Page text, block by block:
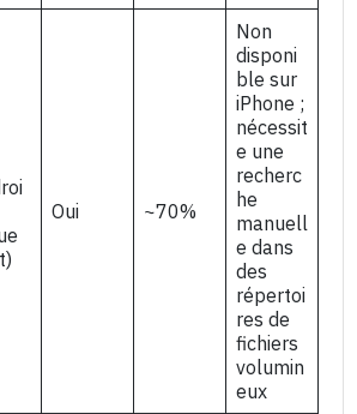
Oui ~70%
Non
disponi
ble sur
iPhone ;
nécessit
e une
recherc
he
manuell
e dans
des
répertoi
res de
fichiers
volumin
eux